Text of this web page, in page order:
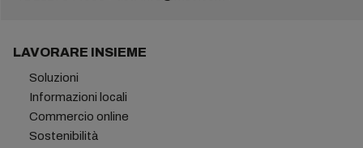
LAVORARE INSIEME
Soluzioni
Informazioni locali
Commercio online
Sostenibilità